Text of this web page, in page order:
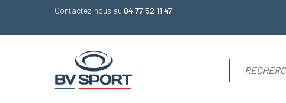
Contactez-nous au 04 77 52 11 47